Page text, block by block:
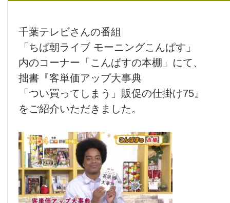
千葉テレビさんの番組
「ちば朝ライブ モーニングこんぱす」
内のコーナー「こんぱすの本棚」にて、
拙書『客単価アップ大事典
「つい買ってしまう」販促の仕掛け75』
をご紹介いただきました。